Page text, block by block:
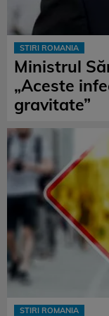
STIRI ROMANIA
Ministrul
„Aceste
gravitate”
STIRI ROMANIA